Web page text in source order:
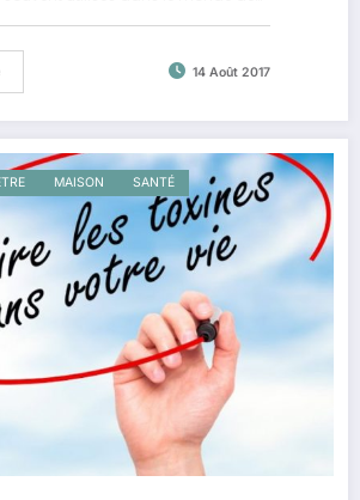
14 Août 2017
MAISON SANTÉ